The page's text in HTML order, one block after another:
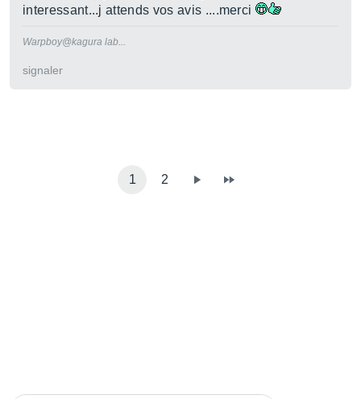
interessant...j attends vos avis ....merci
Warpboy@kagura lab...
signaler
1 2